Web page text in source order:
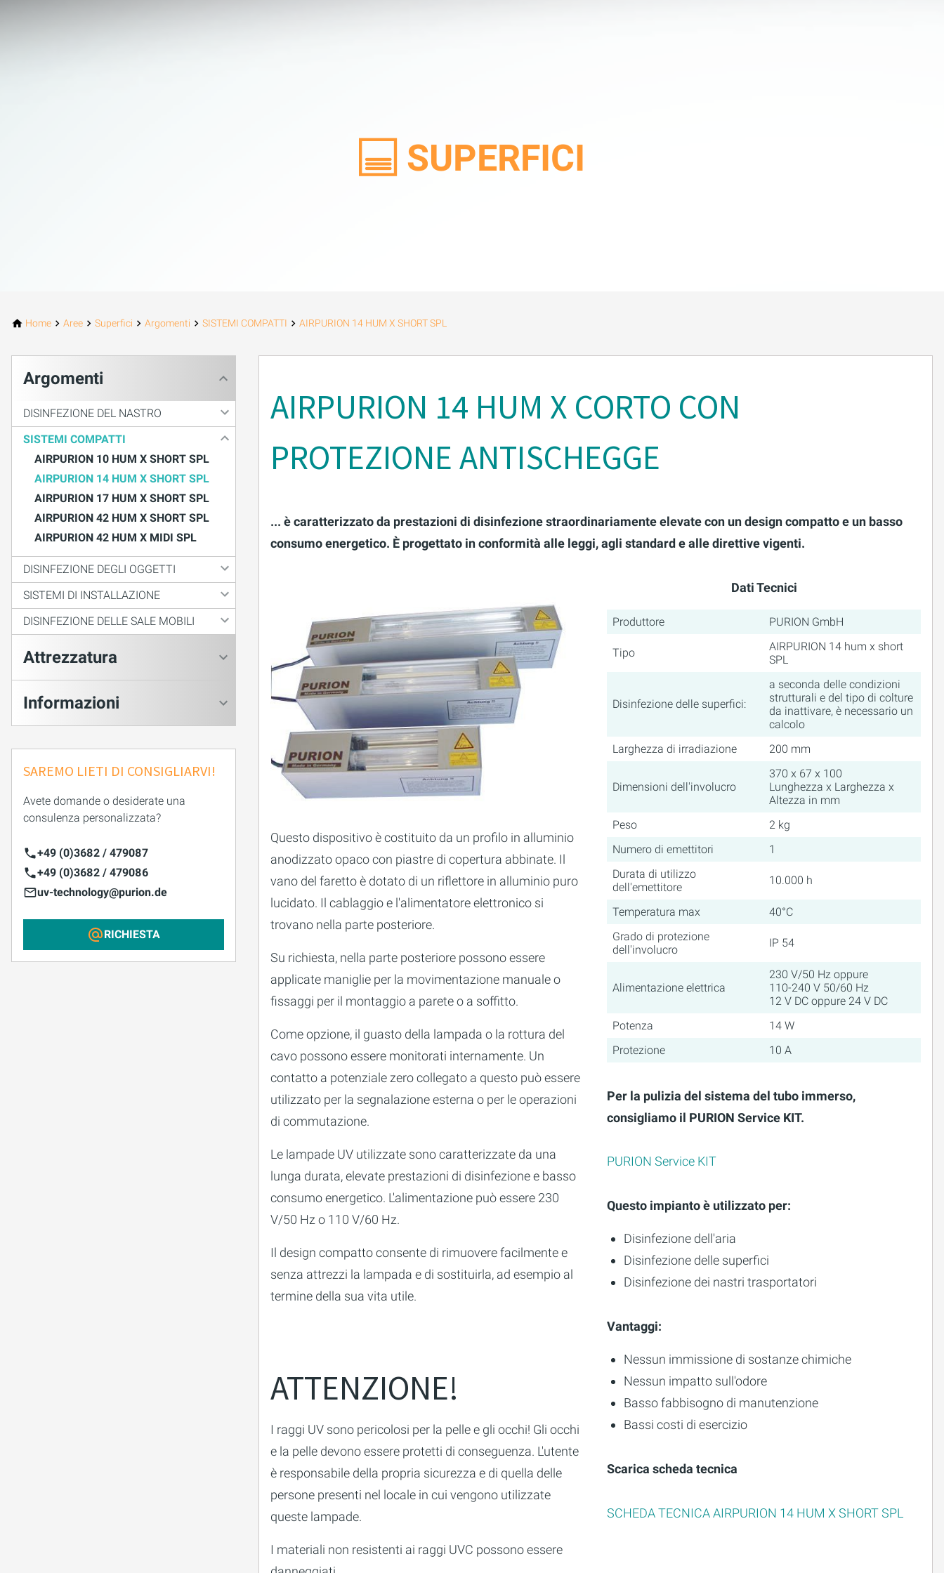
SUPERFICI
Home Aree Superfici Argomenti SISTEMI COMPATTI AIRPURION 14 HUM X SHORT SPL
AIRPURION 14 HUM X CORTO CON
PROTEZIONE ANTISCHEGGE
... è caratterizzato da prestazioni di disinfezione straordinariamente elevate con un design compatto e un basso
consumo energetico. È progettato in conformità alle leggi, agli standard e alle direttive vigenti.
Questo dispositivo è costituito da un profilo in alluminio
anodizzato opaco con piastre di copertura abbinate. Il
vano del faretto è dotato di un riflettore in alluminio puro
lucidato. Il cablaggio e l'alimentatore elettronico si
trovano nella parte posteriore.
Su richiesta, nella parte posteriore possono essere
applicate maniglie per la movimentazione manuale o
fissaggi per il montaggio a parete o a soffitto.
Come opzione, il guasto della lampada o la rottura del
cavo possono essere monitorati internamente. Un
contatto a potenziale zero collegato a questo può essere
utilizzato per la segnalazione esterna o per le operazioni
di commutazione.
Le lampade UV utilizzate sono caratterizzate da una
lunga durata, elevate prestazioni di disinfezione e basso
consumo energetico. L'alimentazione può essere 230
V/50 Hz o 110 V/60 Hz.
Il design compatto consente di rimuovere facilmente e
senza attrezzi la lampada e di sostituirla, ad esempio al
termine della sua vita utile.
ATTENZIONE!
I raggi UV sono pericolosi per la pelle e gli occhi! Gli occhi
e la pelle devono essere protetti di conseguenza. L'utente
è responsabile della propria sicurezza e di quella delle
persone presenti nel locale in cui vengono utilizzate
queste lampade.
I materiali non resistenti ai raggi UVC possono essere
Dati Tecnici
Produttore PURION GmbH
Tipo
AIRPURION 14 hum x short
SPL
Disinfezione delle superfici:
a seconda delle condizioni
strutturali e del tipo di colture
da inattivare, è necessario un
calcolo
Larghezza di irradiazione
200 mm
Dimensioni dell'involucro
370 x 67 x 100
Lunghezza x Larghezza x
Altezza in mm
Peso
2 kg
Numero di emettitori
1
Durata di utilizzo
dell'emettitore
10.000 h
Temperatura max
40°C
Grado di protezione
dell'involucro
IP 54
Alimentazione elettrica
230 V/50 Hz oppure
110-240 V 50/60 Hz
12 V DC oppure 24 V DC
Potenza
14 W
Protezione
10 A
Per la pulizia del sistema del tubo immerso,
consigliamo il PURION Service KIT.
PURION Service KIT
Questo impianto è utilizzato per:
Disinfezione dell'aria
Disinfezione delle superfici
Disinfezione dei nastri trasportatori
Vantaggi:
Nessun immissione di sostanze chimiche
Nessun impatto sull'odore
Basso fabbisogno di manutenzione
Bassi costi di esercizio
Scarica scheda tecnica
SCHEDA TECNICA AIRPURION 14 HUM X SHORT SPL
Argomenti
DISINFEZIONE DEL NASTRO
SISTEMI COMPATTI
AIRPURION 10 HUM X SHORT SPL
AIRPURION 14 HUM X SHORT SPL
AIRPURION 17 HUM X SHORT SPL
AIRPURION 42 HUM X SHORT SPL
AIRPURION 42 HUM X MIDI SPL
DISINFEZIONE DEGLI OGGETTI
SISTEMI DI INSTALLAZIONE
DISINFEZIONE DELLE SALE MOBILI
Attrezzatura
Informazioni
SAREMO LIETI DI CONSIGLIARVI!
Avete domande o desiderate una
consulenza personalizzata?
+49 (0)3682 / 479087
+49 (0)3682 / 479086
uv-technology@purion.de
RICHIESTA